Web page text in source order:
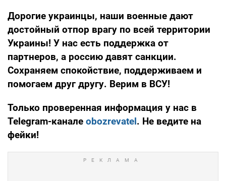
Дорогие украинцы, наши военные дают
достойный отпор врагу по всей территории
Украины! У нас есть поддержка от
партнеров, а россию давят санкции.
Сохраняем спокойствие, поддерживаем и
помогаем друг другу. Верим в ВСУ!
Только проверенная информация у нас в
Telegram-канале obozrevatel. Не ведите на
фейки!